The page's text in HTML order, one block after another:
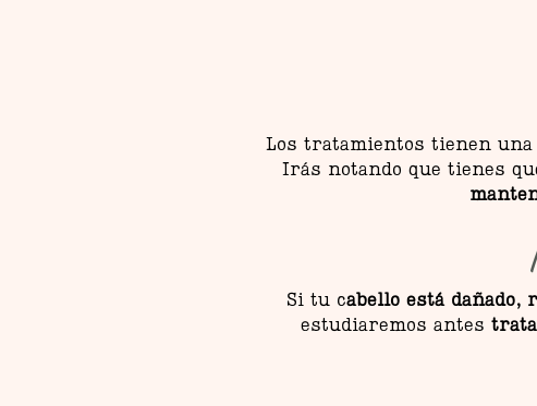
Los tratamientos tienen una
Irás notando que tienes
Si tu cabello está dañado,
estudiaremos antes